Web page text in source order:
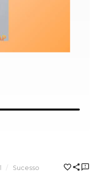
Sucesso